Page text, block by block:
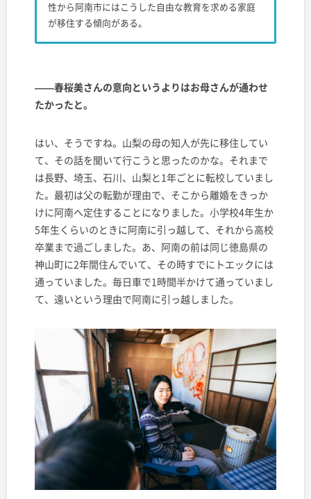
性から阿南市にはこうした自由な教育を求める家庭
が移住する傾向がある。
——春桜美さんの意向というよりはお母さんが通わせ
たかったと。
はい、そうですね。山梨の母の知人が先に移住してい
て、その話を聞いて行こうと思ったのかな。それまで
は長野、埼玉、石川、山梨と1年ごとに転校していまし
た。最初は父の転勤が理由で、そこから離婚をきっか
けに阿南へ定住することになりました。小学校4年生か
5年生くらいのときに阿南に引っ越して、それから高校
卒業まで過ごしました。あ、阿南の前は同じ徳島県の
神山町に2年間住んでいて、その時すでにトエックには
通っていました。毎日車で1時間半かけて通っていまし
て、遠いという理由で阿南に引っ越しました。